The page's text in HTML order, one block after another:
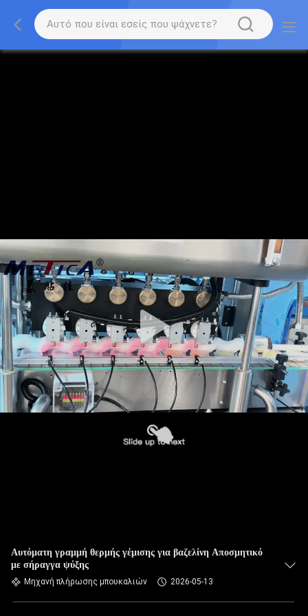
Αυτόματη γραμμή θερμής γέμισης για βαζελίνη Αποσμητικό
με σήραγγα ψύξης
Μηχανή πλήρωσης μπουκαλιών 2026-05-13